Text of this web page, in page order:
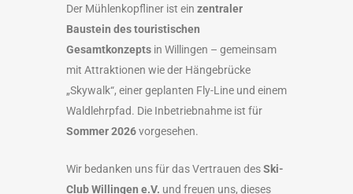
Der Mühlenkopfliner ist ein zentraler
Baustein des touristischen
Gesamtkonzepts in Willingen – gemeinsam
mit Attraktionen wie der Hängebrücke
„Skywalk“, einer geplanten Fly-Line und einem
Waldlehrpfad. Die Inbetriebnahme ist für
Sommer 2026vorgesehen.
Wir bedanken uns für das Vertrauen desSki-
Club Willingen e.V. und freuen uns, dieses